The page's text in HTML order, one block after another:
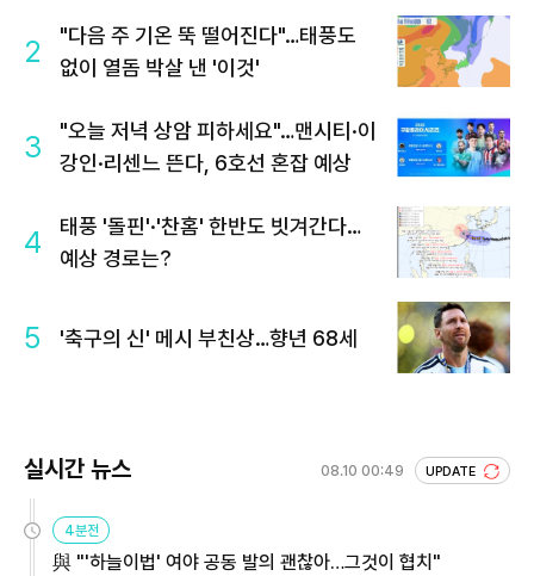
2
"다음 주 기온 뚝 떨어진다"…태풍도
없이 열돔 박살 낸 '이것'
3
"오늘 저녁 상암 피하세요"…맨시티·이
강인·리센느 뜬다, 6호선 혼잡 예상
4
태풍 '돌핀'·'찬홈' 한반도 빗겨간다…
예상 경로는?
5 '축구의 신' 메시 부친상…향년 68세
실시간 뉴스 08.10 00:49 UPDATE
4분전
與 "'하늘이법' 여야 공동 발의 괜찮아…그것이 협치"